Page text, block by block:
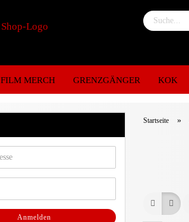
FILM MERCH GRENZGÄNGER KOK
Startseite »
Anmelden